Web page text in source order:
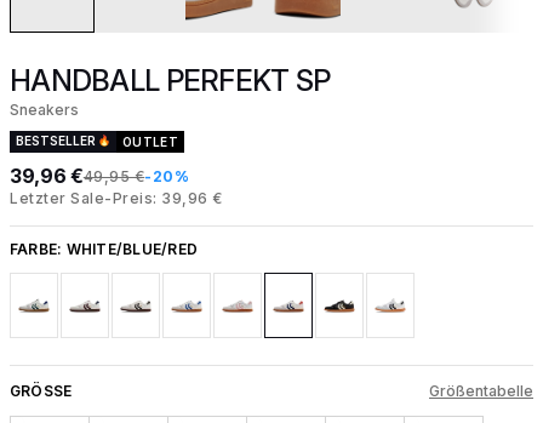
HANDBALL PERFEKT SP
Sneakers
BESTSELLER OUTLET
39,96 €49,95 €-20%
Letzter Sale-Preis: 39,96 €
FARBE: WHITE/BLUE/RED
GRÖSSE Größentabelle